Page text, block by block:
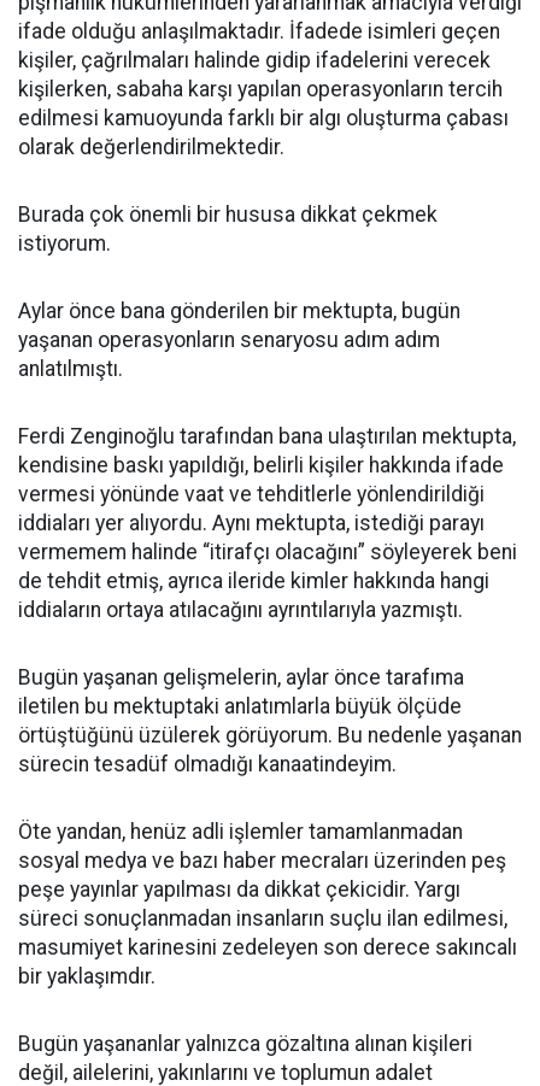
ifade olduğu anlaşılmaktadır. İfadede isimleri geçen
kişiler, çağrılmaları halinde gidip ifadelerini verecek
kişilerken, sabaha karşı yapılan operasyonların tercih
edilmesi kamuoyunda farklı bir algı oluşturma çabası
olarak değerlendirilmektedir.
Burada çok önemli bir hususa dikkat çekmek
istiyorum.
Aylar önce bana gönderilen bir mektupta, bugün
yaşanan operasyonların senaryosu adım adım
anlatılmıştı.
Ferdi Zenginoğlu tarafından bana ulaştırılan mektupta,
kendisine baskı yapıldığı, belirli kişiler hakkında ifade
vermesi yönünde vaat ve tehditlerle yönlendirildiği
iddiaları yer alıyordu. Aynı mektupta, istediği parayı
vermemem halinde “itirafçı olacağını” söyleyerek beni
de tehdit etmiş, ayrıca ileride kimler hakkında hangi
iddiaların ortaya atılacağını ayrıntılarıyla yazmıştı.
Bugün yaşanan gelişmelerin, aylar önce tarafıma
iletilen bu mektuptaki anlatımlarla büyük ölçüde
örtüştüğünü üzülerek görüyorum. Bu nedenle yaşanan
sürecin tesadüf olmadığı kanaatindeyim.
Öte yandan, henüz adli işlemler tamamlanmadan
sosyal medya ve bazı haber mecraları üzerinden peş
peşe yayınlar yapılması da dikkat çekicidir. Yargı
süreci sonuçlanmadan insanların suçlu ilan edilmesi,
masumiyet karinesini zedeleyen son derece sakıncalı
bir yaklaşımdır.
Bugün yaşananlar yalnızca gözaltına alınan kişileri
değil, ailelerini, yakınlarını ve toplumun adalet